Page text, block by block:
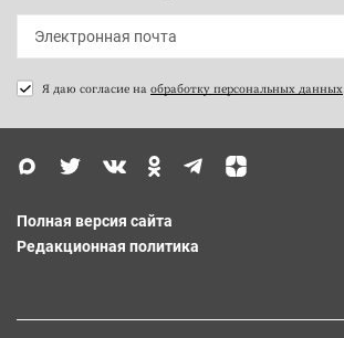
Я даю согласие на обработку персональных данных
Полная версия сайта
Редакционная политика